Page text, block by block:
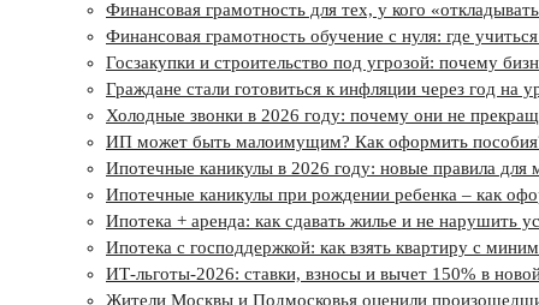
Финансовая грамотность для тех, у кого
Финансовая грамотность обучение с нуля: где
Госзакупки и строительство под угрозой: почему
Граждане стали готовиться к инфляции через год на
Холодные звонки в 2026 году: почему они не
ИП может быть малоимущим? Как оформить
Ипотечные каникулы в 2026 году: новые правила для
Ипотечные каникулы при рождении ребенка – как
Ипотека + аренда: как сдавать жилье и не нарушить
Ипотека с господдержкой: как взять квартиру с
ИТ-льготы‑2026: ставки, взносы и вычет 150% в
Жители Москвы и Подмосковья оценили